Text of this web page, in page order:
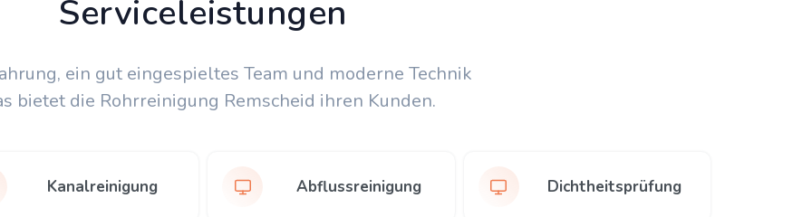
Serviceleistungen
ein gut eingespieltes Team und moderne Technik
bietet die Rohrreinigung Remscheid ihren Kunden.
Kanalreinigung Abflussreinigung Dichtheitsprüfung